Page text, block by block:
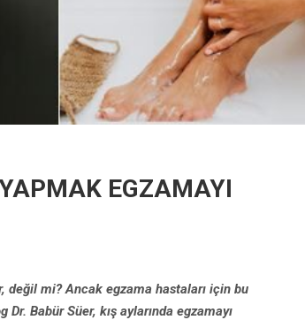
EGZAMAYI
değil mi? Ancak egzama hastaları için bu
Babür Süer, kış aylarında egzamayı